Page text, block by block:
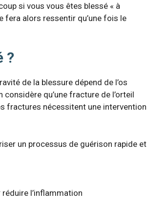
si vous vous êtes blessé « à
fera alors ressentir qu’une fois le
?
de la blessure dépend de l’os
qu’une fracture de l’orteil
fractures nécessitent une intervention
un processus de guérison rapide et
l’inflammation